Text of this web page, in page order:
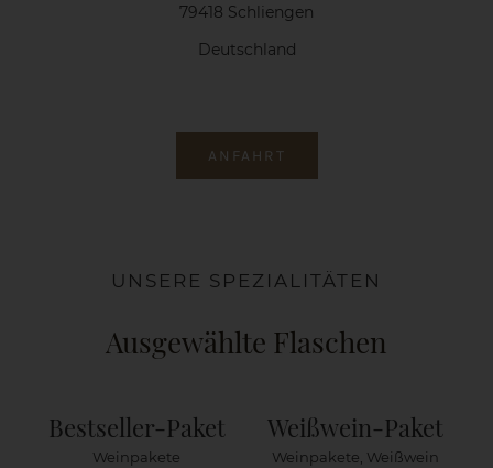
79418 Schliengen
Deutschland
ANFAHRT
UNSERE SPEZIALITÄTEN
Ausgewählte Flaschen
Bestseller-Paket
Weinpakete
Weißwein-Paket
Weinpakete Weißwein